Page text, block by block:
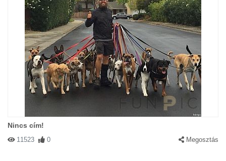
Nincs cím!
11523 0 Megosztás